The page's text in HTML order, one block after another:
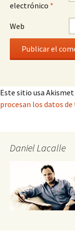
electrónico *
Web
Este sitio usa
procesan los datos
Daniel Lacalle